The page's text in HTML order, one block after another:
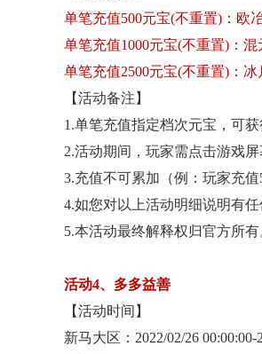
单笔充值500元宝(不重置)：欧
单笔充值1000元宝(不重置)：
单笔充值2500元宝(不重置)：
【活动备注】
1.单笔充值指定档次元宝，可获
2.活动期间，玩家需点击游戏
3.充值不可累加（例：玩家充值
4.如您对以上活动明细说明有
5.本活动最终解释权归官方所有
活动4、多多益善
【活动时间】
新马大区： 2022/02/26 00:00:00-